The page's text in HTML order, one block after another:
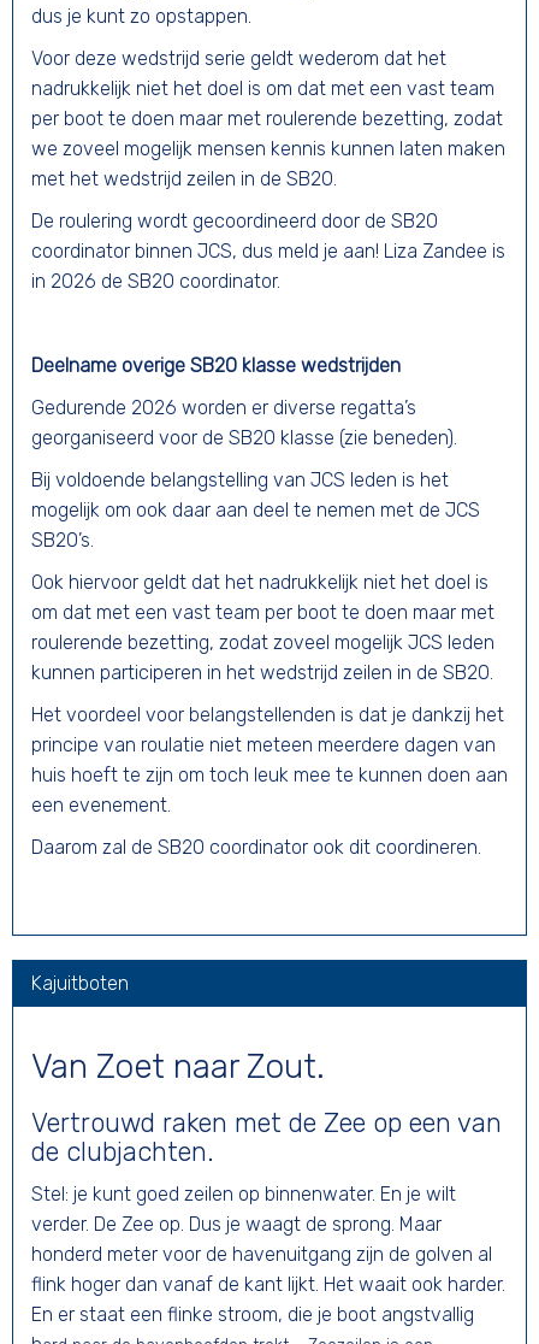
dus je kunt zo opstappen.
Voor deze wedstrijd serie geldt wederom dat het
nadrukkelijk niet het doel is om dat met een vast team
per boot te doen maar met roulerende bezetting, zodat
we zoveel mogelijk mensen kennis kunnen laten maken
met het wedstrijd zeilen in de SB20.
De roulering wordt gecoordineerd door de SB20
coordinator binnen JCS, dus meld je aan! Liza Zandee is
in 2026 de SB20 coordinator.
Deelname overige SB20 klasse wedstrijden
Gedurende 2026 worden er diverse regatta’s
georganiseerd voor de SB20 klasse (zie beneden).
Bij voldoende belangstelling van JCS leden is het
mogelijk om ook daar aan deel te nemen met de JCS
SB20’s.
Ook hiervoor geldt dat het nadrukkelijk niet het doel is
om dat met een vast team per boot te doen maar met
roulerende bezetting, zodat zoveel mogelijk JCS leden
kunnen participeren in het wedstrijd zeilen in de SB20.
Het voordeel voor belangstellenden is dat je dankzij het
principe van roulatie niet meteen meerdere dagen van
huis hoeft te zijn om toch leuk mee te kunnen doen aan
een evenement.
Daarom zal de SB20 coordinator ook dit coordineren.
Kajuitboten
Van Zoet naar Zout.
Vertrouwd raken met de Zee op een van
de clubjachten.
Stel: je kunt goed zeilen op binnenwater. En je wilt
verder. De Zee op. Dus je waagt de sprong. Maar
honderd meter voor de havenuitgang zijn de golven al
flink hoger dan vanaf de kant lijkt. Het waait ook harder.
En er staat een flinke stroom, die je boot angstvallig